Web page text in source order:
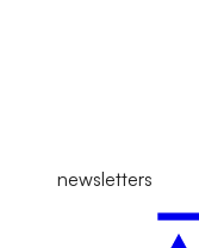
newsletters